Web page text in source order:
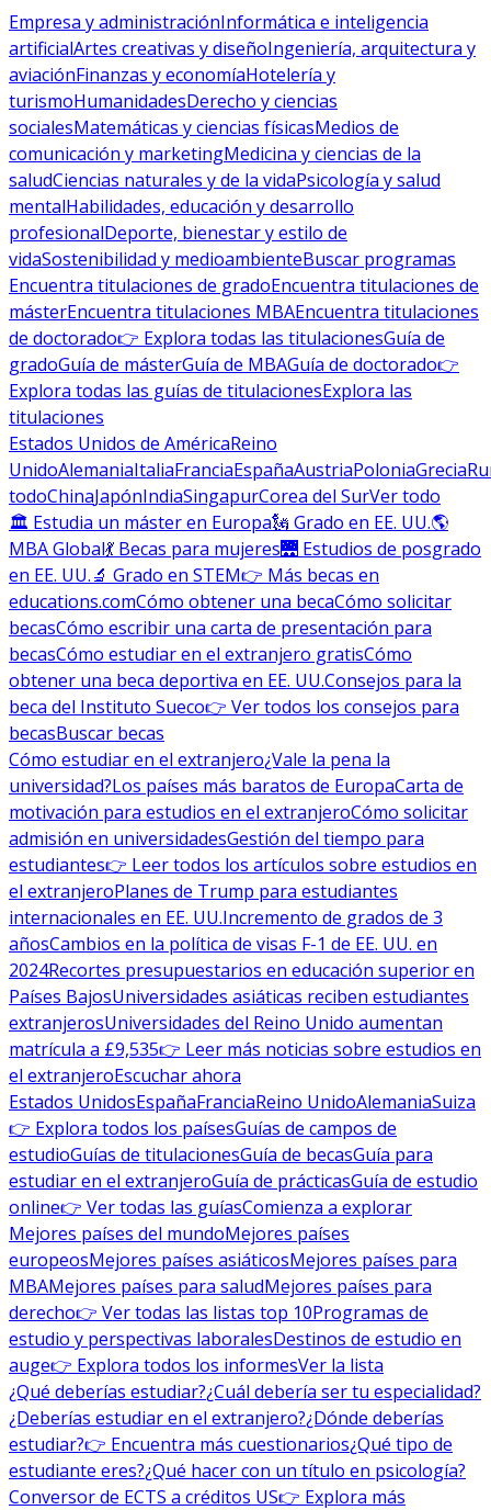
Empresa y administraciónInformática e inteligencia
artificialArtes creativas y diseñoIngeniería, arquitectura y
aviaciónFinanzas y economíaHotelería y
turismoHumanidadesDerecho y ciencias
socialesMatemáticas y ciencias físicasMedios de
comunicación y marketingMedicina y ciencias de la
saludCiencias naturales y de la vidaPsicología y salud
mentalHabilidades, educación y desarrollo
profesionalDeporte, bienestar y estilo de
vidaSostenibilidad y medioambienteBuscar programas
Encuentra titulaciones de gradoEncuentra titulaciones de
másterEncuentra titulaciones MBAEncuentra titulaciones
de doctorado👉 Explora todas las titulacionesGuía de
gradoGuía de másterGuía de MBAGuía de doctorado👉
Explora todas las guías de titulacionesExplora las
titulaciones
Estados Unidos de AméricaReino
UnidoAlemaniaItaliaFranciaEspañaAustriaPoloniaGrecia
todoChinaJapónIndiaSingapurCorea del SurVer todo
🏛 Estudia un máster en Europa🗽 Grado en EE. UU.🌎
MBA Global💃 Becas para mujeres🌉 Estudios de posgrado
en EE. UU.🔬 Grado en STEM👉 Más becas en
educations.comCómo obtener una becaCómo solicitar
becasCómo escribir una carta de presentación para
becasCómo estudiar en el extranjero gratisCómo
obtener una beca deportiva en EE. UU.Consejos para la
beca del Instituto Sueco👉 Ver todos los consejos para
becasBuscar becas
Cómo estudiar en el extranjero¿Vale la pena la
universidad?Los países más baratos de EuropaCarta de
motivación para estudios en el extranjeroCómo solicitar
admisión en universidadesGestión del tiempo para
estudiantes👉 Leer todos los artículos sobre estudios en
el extranjeroPlanes de Trump para estudiantes
internacionales en EE. UU.Incremento de grados de 3
añosCambios en la política de visas F-1 de EE. UU. en
2024Recortes presupuestarios en educación superior en
Países BajosUniversidades asiáticas reciben estudiantes
extranjerosUniversidades del Reino Unido aumentan
matrícula a £9,535👉 Leer más noticias sobre estudios en
el extranjeroEscuchar ahora
Estados UnidosEspañaFranciaReino UnidoAlemaniaSuiza
👉 Explora todos los paísesGuías de campos de
estudioGuías de titulacionesGuía de becasGuía para
estudiar en el extranjeroGuía de prácticasGuía de estudio
online👉 Ver todas las guíasComienza a explorar
Mejores países del mundoMejores países
europeosMejores países asiáticosMejores países para
MBAMejores países para saludMejores países para
derecho👉 Ver todas las listas top 10Programas de
estudio y perspectivas laboralesDestinos de estudio en
auge👉 Explora todos los informesVer la lista
¿Qué deberías estudiar?¿Cuál debería ser tu especialidad?
¿Deberías estudiar en el extranjero?¿Dónde deberías
estudiar?👉 Encuentra más cuestionarios¿Qué tipo de
estudiante eres?¿Qué hacer con un título en psicología?
Conversor de ECTS a créditos US👉 Explora más